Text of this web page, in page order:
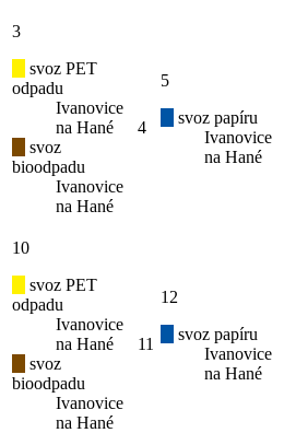
3
svoz PET
odpadu
Ivanovice
na Hané
svoz
bioodpadu
Ivanovice
na Hané
4
5
svoz papíru
Ivanovice
na Hané
10
svoz PET
odpadu
Ivanovice
na Hané
svoz
bioodpadu
Ivanovice
na Hané
11
12
svoz papíru
Ivanovice
na Hané